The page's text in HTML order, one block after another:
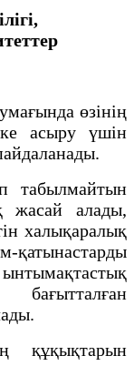
өзінің
асыру үшiн
жасай алады,
халықаралық
қатынастарды